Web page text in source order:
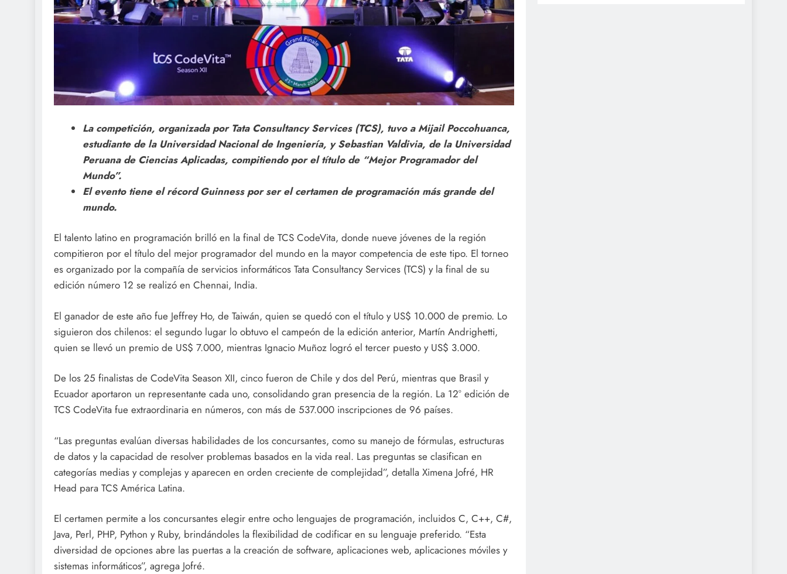
La competición, organizada por Tata Consultancy Services (TCS), tuvo a Mijail Poccohuanca,
estudiante de la Universidad Nacional de Ingeniería, y Sebastian Valdivia, de la Universidad
Peruana de Ciencias Aplicadas, compitiendo por el título de “Mejor Programador del
Mundo”.
El evento tiene el récord Guinness por ser el certamen de programación más grande del
mundo.
El talento latino en programación brilló en la final de TCS CodeVita, donde nueve jóvenes de la región
compitieron por el título del mejor programador del mundo en la mayor competencia de este tipo. El torneo
es organizado por la compañía de servicios informáticos Tata Consultancy Services (TCS) y la final de su
edición número 12 se realizó en Chennai, India.
El ganador de este año fue Jeffrey Ho, de Taiwán, quien se quedó con el título y US$ 10.000 de premio. Lo
siguieron dos chilenos: el segundo lugar lo obtuvo el campeón de la edición anterior, Martín Andrighetti,
quien se llevó un premio de US$ 7.000, mientras Ignacio Muñoz logró el tercer puesto y US$ 3.000.
De los 25 finalistas de CodeVita Season XII, cinco fueron de Chile y dos del Perú, mientras que Brasil y
Ecuador aportaron un representante cada uno, consolidando gran presencia de la región. La 12° edición de
TCS CodeVita fue extraordinaria en números, con más de 537.000 inscripciones de 96 países.
“Las preguntas evalúan diversas habilidades de los concursantes, como su manejo de fórmulas, estructuras
de datos y la capacidad de resolver problemas basados en la vida real. Las preguntas se clasifican en
categorías medias y complejas y aparecen en orden creciente de complejidad”, detalla Ximena Jofré, HR
Head para TCS América Latina.
El certamen permite a los concursantes elegir entre ocho lenguajes de programación, incluidos C, C++, C#,
Java, Perl, PHP, Python y Ruby, brindándoles la flexibilidad de codificar en su lenguaje preferido. “Esta
diversidad de opciones abre las puertas a la creación de software, aplicaciones web, aplicaciones móviles y
sistemas informáticos”, agrega Jofré.